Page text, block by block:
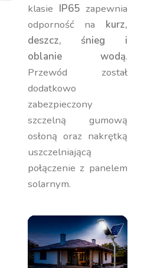
klasie IP65 zapewnia
odporność na kurz,
deszcz, śnieg i
oblanie wodą.
Przewód został
dodatkowo
zabezpieczony
szczelną gumową
osłoną oraz nakrętką
uszczelniającą
połączenie z panelem
solarnym.